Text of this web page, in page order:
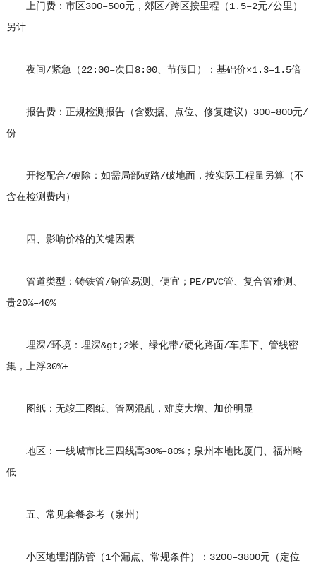
上门费：市区300–500元，郊区/跨区按里程（1.5–2元/公里）
另计
夜间/紧急（22:00–次日8:00、节假日）：基础价×1.3–1.5倍
报告费：正规检测报告（含数据、点位、修复建议）300–800元/
份
开挖配合/破除：如需局部破路/破地面，按实际工程量另算（不
含在检测费内）
四、影响价格的关键因素
管道类型：铸铁管/钢管易测、便宜；PE/PVC管、复合管难测、
贵20%–40%
埋深/环境：埋深&gt;2米、绿化带/硬化路面/车库下、管线密
集，上浮30%+
图纸：无竣工图纸、管网混乱，难度大增、加价明显
地区：一线城市比三四线高30%–80%；泉州本地比厦门、福州略
低
五、常见套餐参考（泉州）
小区地埋消防管（1个漏点、常规条件）：3200–3800元（定位